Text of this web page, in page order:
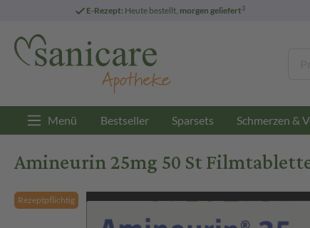
E-Rezept: Heute bestellt, morgen geliefert3
Menü Bestseller Sparsets Schmerzen &
Amineurin 25mg 50 St
Rezeptpflichtig